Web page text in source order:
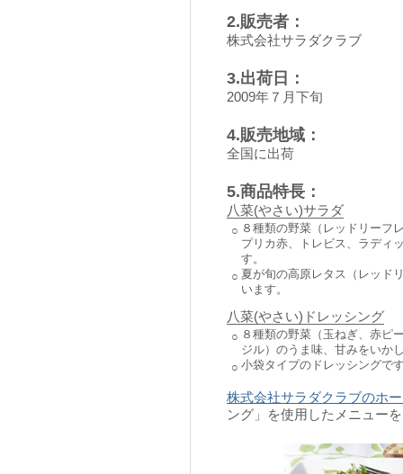
2.販売者：
株式会社サラダクラブ
3.出荷日：
2009年７月下旬
4.販売地域：
全国に出荷
5.商品特長：
八菜(やさい)サラダ
○ ８種類の野菜（レッドリーフ
プリカ赤、トレビス、ラディ
す。
○ 夏が旬の高原レタス（レッド
います。
八菜(やさい)ドレッシング
○ ８種類の野菜（玉ねぎ、赤ピ
ジル）のうま味、甘みをいか
○ 小袋タイプのドレッシングで
株式会社サラダクラブのホ
ング」を使用したメニュー